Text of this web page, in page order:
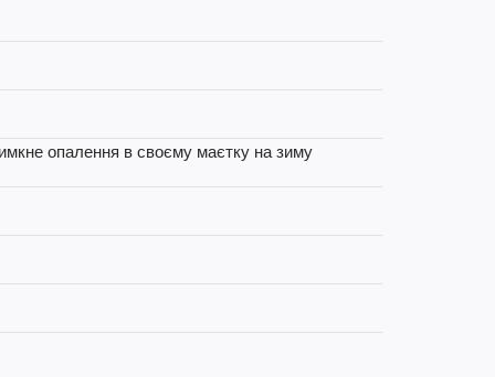
опалення в своєму маєтку на зиму